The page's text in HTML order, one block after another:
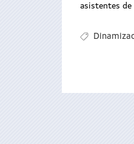
asistentes de